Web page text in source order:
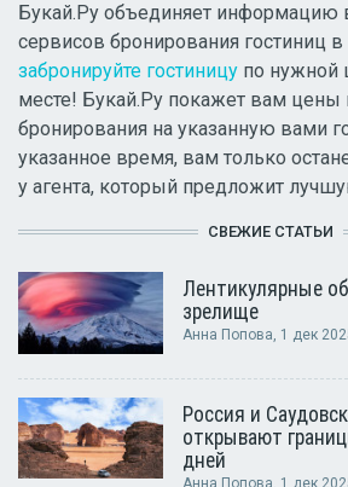
Букай.Ру объединяет информацию
сервисов бронирования гостиниц
забронируйте гостиницу по нужной
месте! Букай.Ру покажет вам цены
бронирования на указанную вами
указанное время, вам только
у агента, который предложит
СВЕЖИЕ СТАТЬИ
Лентикулярные
зрелище
Анна Попова, 1 дек
Россия и
открывают
дней
Анна Попова , 1 дек